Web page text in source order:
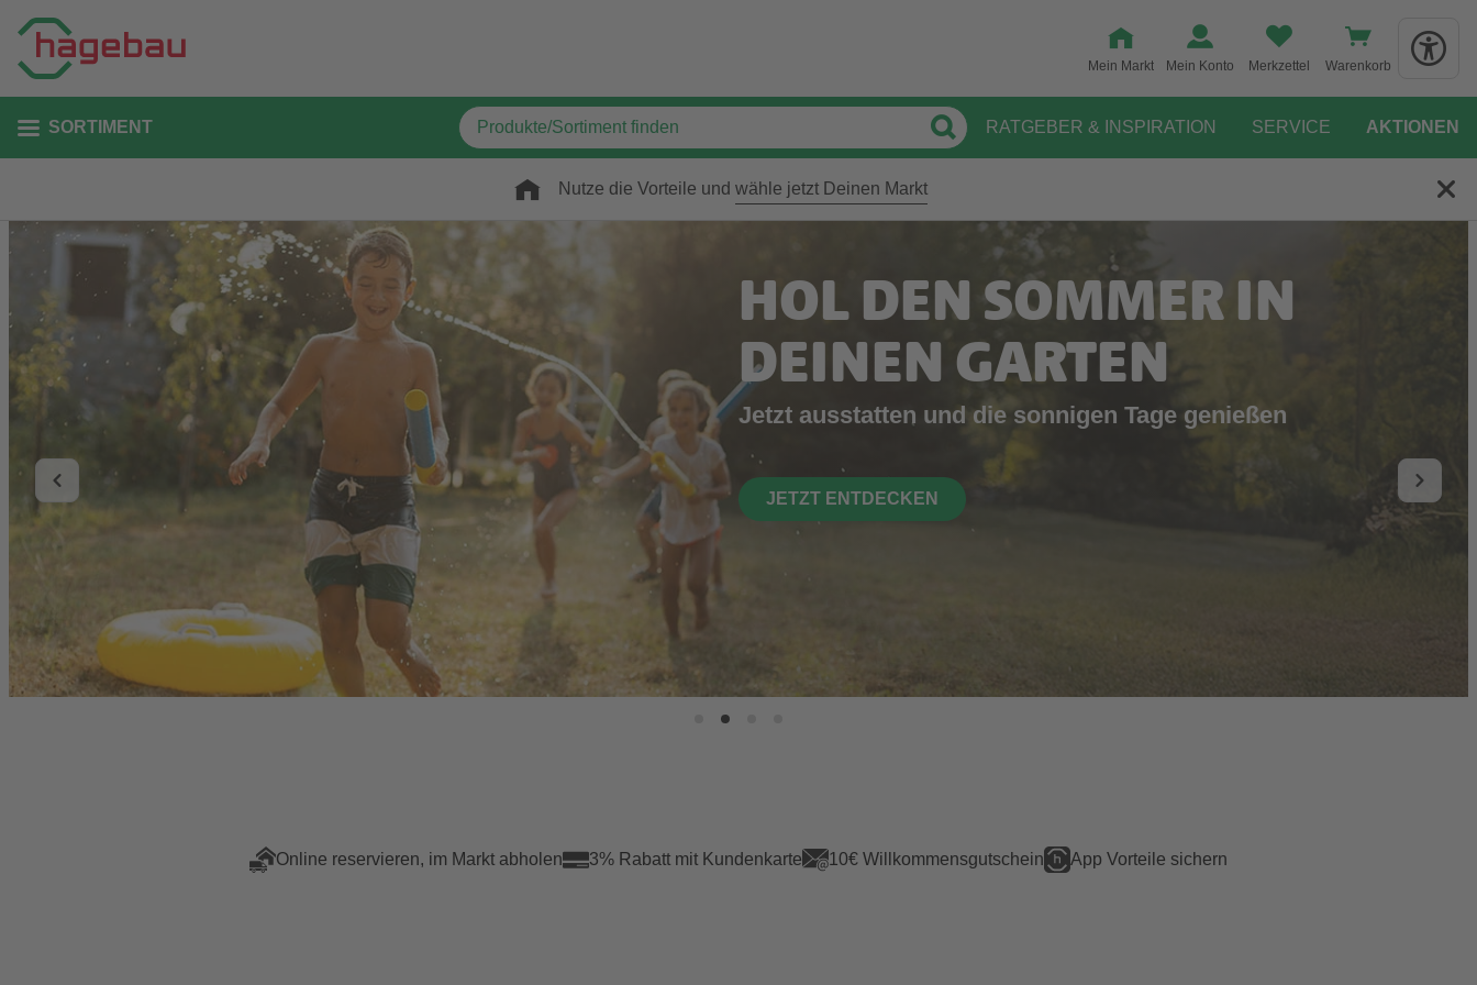
Mein Markt Mein Konto Merkzettel Warenkorb
SORTIMENT RATGEBER & INSPIRATION SERVICE AKTIONEN
Nutze die Vorteile und wähle jetzt Deinen Markt
HOL DEN SOMMER IN
DEINEN GARTEN
Jetzt ausstatten und die sonnigen Tage genießen
JETZT ENTDECKEN
Online reservieren, im Markt abholen 3% Rabatt mit Kundenkarte 10€ Willkommensgutschein App Vorteile sichern